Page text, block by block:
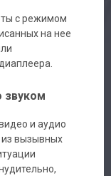
с режимом
на нее
звуком
и аудио
из вызывных